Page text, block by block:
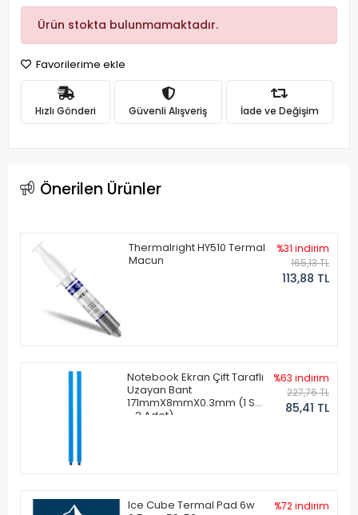
Ürün stokta bulunmamaktadır.
Favorilerime ekle
Hızlı Gönderi Güvenli Alışveriş İade ve Değişim
Önerilen Ürünler
Thermalright HY510 Termal
Macun
%31 indirim
165,13 TL
113,88 TL
Notebook Ekran Çift Taraflı
Uzayan Bant
171mmX8mmX0.3mm (1 Set
- 2 Adet)
%63 indirim
227,76 TL
85,41 TL
Ice Cube Termal Pad 6w
%72 indirim